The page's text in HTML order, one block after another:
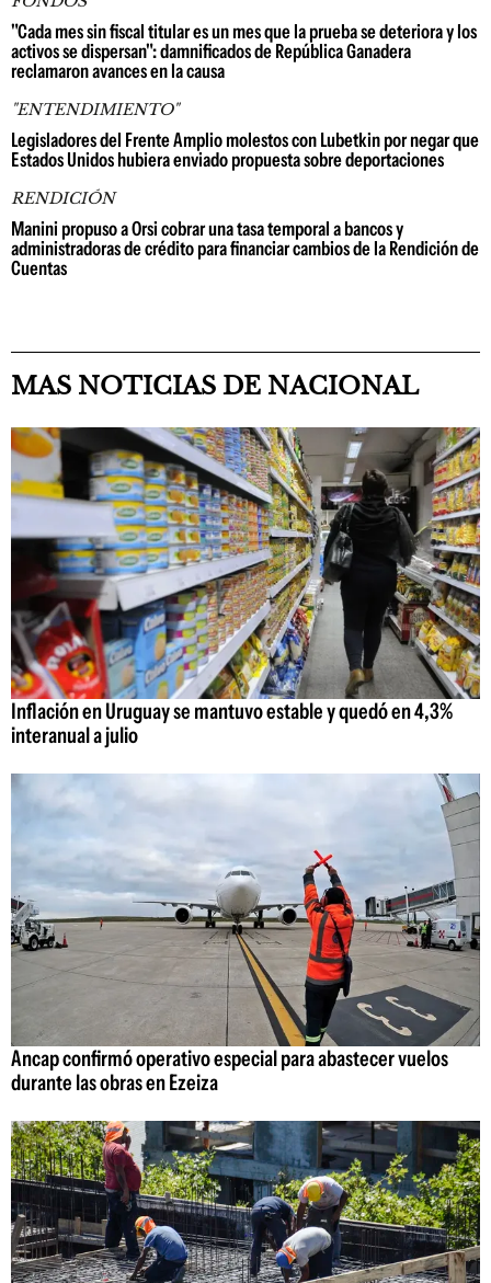
"Cada mes sin fiscal titular es un mes que la prueba se deteriora y los
activos se dispersan": damnificados de República Ganadera
reclamaron avances en la causa
"ENTENDIMIENTO"
Legisladores del Frente Amplio molestos con Lubetkin por negar que
Estados Unidos hubiera enviado propuesta sobre deportaciones
RENDICIÓN
Manini propuso a Orsi cobrar una tasa temporal a bancos y
administradoras de crédito para financiar cambios de la Rendición de
Cuentas
MAS NOTICIAS DE NACIONAL
Inflación en Uruguay se mantuvo estable y quedó en 4,3%
interanual a julio
Ancap confirmó operativo especial para abastecer vuelos
durante las obras en Ezeiza